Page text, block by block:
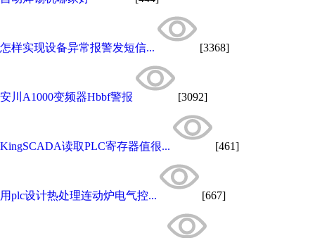
怎样实现设备异常报警发短信... [3368]
安川A1000变频器Hbbf警报 [3092]
KingSCADA读取PLC寄存器值很... [461]
用plc设计热处理连动炉电气控... [667]